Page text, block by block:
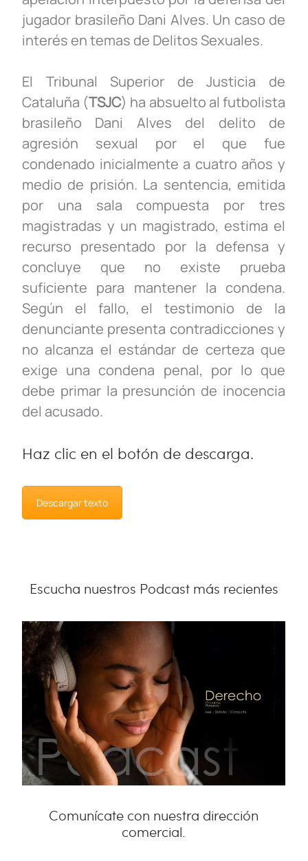
jugador brasileño Dani Alves. Un caso de
interés en temas de Delitos Sexuales.
El Tribunal Superior de Justicia de
Cataluña (TSJC) ha absuelto al futbolista
brasileño Dani Alves del delito de
agresión sexual por el que fue
condenado inicialmente a cuatro años y
medio de prisión. La sentencia, emitida
por una sala compuesta por tres
magistradas y un magistrado, estima el
recurso presentado por la defensa y
concluye que no existe prueba
suficiente para mantener la condena.
Según el fallo, el testimonio de la
denunciante presenta contradicciones y
no alcanza el estándar de certeza que
exige una condena penal, por lo que
debe primar la presunción de inocencia
del acusado.
Haz clic en el botón de descarga.
Descargar texto
Escucha nuestros Podcast más recientes
Comunícate con nuestra dirección
comercial.